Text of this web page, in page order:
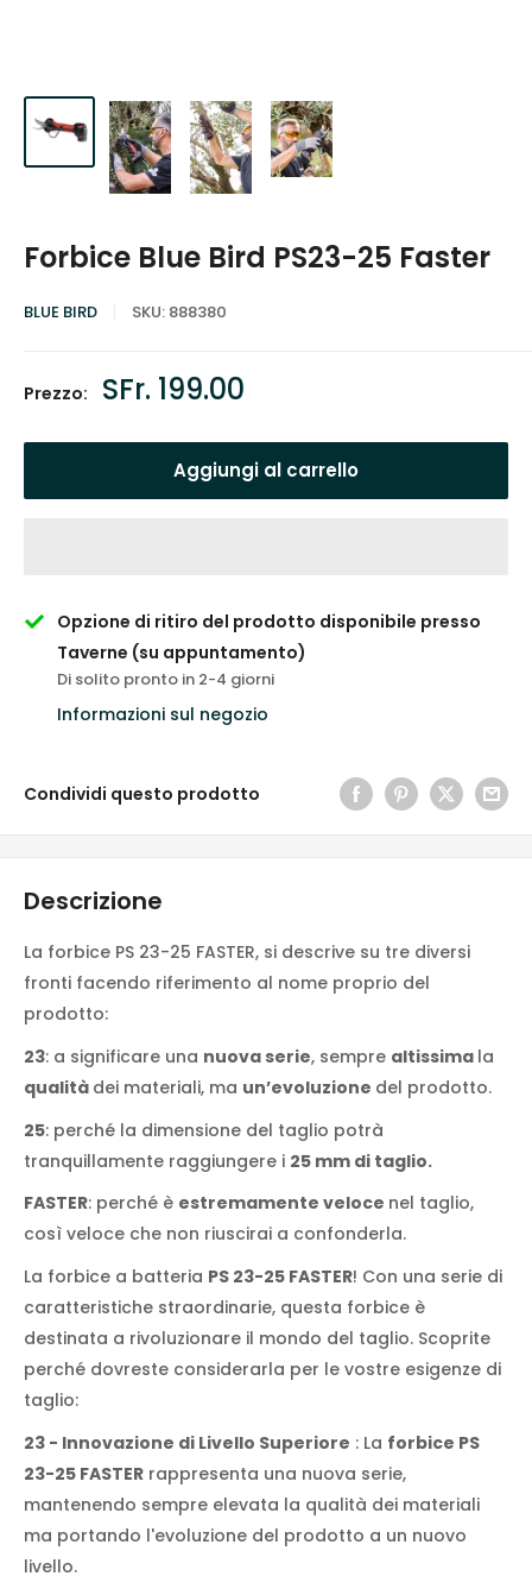
Forbice Blue Bird PS23-25 Faster
BLUE BIRD SKU: 888380
Prezzo: Prezzo
SFr. 199.00
Aggiungi al carrello
Opzione di ritiro del prodotto disponibile presso
Taverne (su appuntamento)
Di solito pronto in 2-4 giorni
Informazioni sul negozio
Condividi questo prodotto
Descrizione
La forbice PS 23-25 FASTER, si descrive su tre diversi
fronti facendo riferimento al nome proprio del
prodotto:
23: a significare una nuova serie, sempre altissima la
qualità dei materiali, ma un’evoluzione del prodotto.
25: perché la dimensione del taglio potrà
tranquillamente raggiungere i 25 mm di taglio.
FASTER: perché è estremamente veloce nel taglio,
così veloce che non riuscirai a confonderla.
La forbice a batteria PS 23-25 FASTER! Con una serie di
caratteristiche straordinarie, questa forbice è
destinata a rivoluzionare il mondo del taglio. Scoprite
perché dovreste considerarla per le vostre esigenze di
taglio:
23 - Innovazione di Livello Superiore : La forbice PS
23-25 FASTER rappresenta una nuova serie,
mantenendo sempre elevata la qualità dei materiali
ma portando l'evoluzione del prodotto a un nuovo
livello.